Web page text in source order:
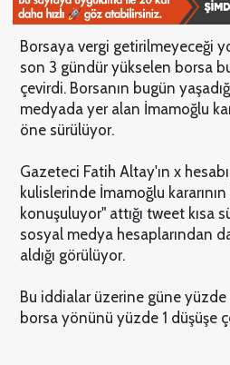
Borsaya vergi getirilmeyeceği
son 3 gündür yükselen borsa
çevirdi. Borsanın bugün
medyada yer alan İmamoğlu
öne sürülüyor.
Gazeteci Fatih Altay'ın x
kulislerinde İmamoğlu
konuşuluyor" attığı tweet kısa
sosyal medya hesaplarından
aldığı görülüyor.
Bu iddialar üzerine güne yüzde
borsa yönünü yüzde 1 düşüşe